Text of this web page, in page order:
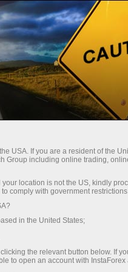
সত্যিকারের
ও কমিশন এবং
সুবিধাজনক
যায়
USA. If you are a resident of the
Group including online trading,
location is not the US, kindly
comply with government
in the United States;
the relevant button below. If
to open an account with InstaForex